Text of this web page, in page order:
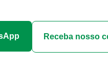
Receba nosso